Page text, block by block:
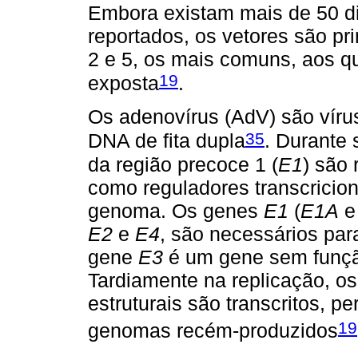
Embora existam mais de 50
reportados, os vetores são
2 e 5, os mais comuns, aos
exposta19.
Os adenovírus (AdV) são
DNA de fita dupla35. Durante
da região precoce 1 (E1) são
como reguladores
genoma. Os genes E1 (E1A
E2 e E4, são necessários
gene E3 é um gene sem
Tardiamente na replicação,
estruturais são transcritos,
genomas recém-produzidos19